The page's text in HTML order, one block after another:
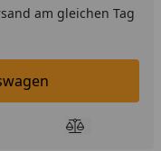
am gleichen Tag
legen
hinzufügenProdukt